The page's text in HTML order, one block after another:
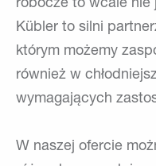
robocze to wcale nie
Kübler to silni
którym możemy
również w
wymagających
W naszej ofercie